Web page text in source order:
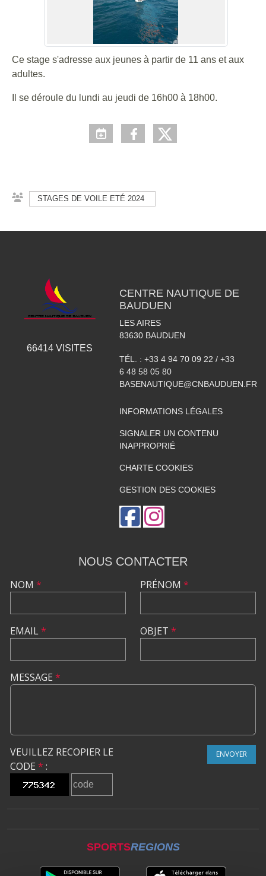
Ce stage s'adresse aux jeunes à partir de 11 ans et aux
adultes.
Il se déroule du lundi au jeudi de 16h00 à 18h00.
STAGES DE VOILE ETÉ 2024
66414VISITES
CENTRE NAUTIQUE DE
BAUDUEN
LES AIRES
83630 BAUDUEN
TÉL. : +33 4 94 70 09 22 / +33
6 48 58 05 80
BASENAUTIQUE@CNBAUDUEN.FR
INFORMATIONS LÉGALES
SIGNALER UN CONTENU
INAPPROPRIÉ
CHARTE COOKIES
GESTION DES COOKIES
NOUS CONTACTER
NOM *
EMAIL*
PRÉNOM *
OBJET *
MESSAGE *
VEUILLEZ RECOPIER LE
CODE * :
ENVOYER
SPORTSREGIONS